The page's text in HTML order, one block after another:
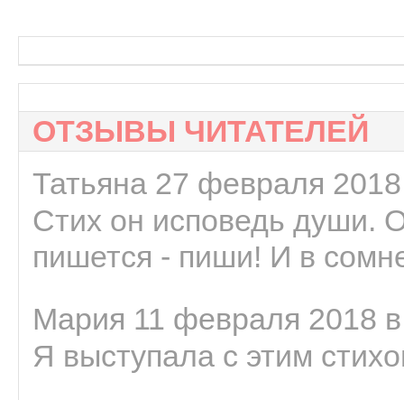
ОТЗЫВЫ ЧИТАТЕЛЕЙ
Татьяна 27 февраля
Стих он исповедь души.
пишется - пиши! И в
Мария 11 февраля 2018
Я выступала с этим